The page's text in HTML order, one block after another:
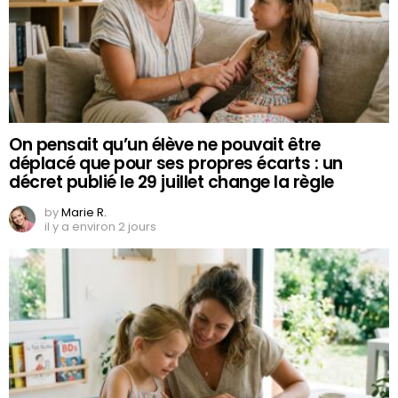
On pensait qu’un élève ne pouvait être
déplacé que pour ses propres écarts : un
décret publié le 29 juillet change la règle
byMarie R.
il y a environ 2 jours